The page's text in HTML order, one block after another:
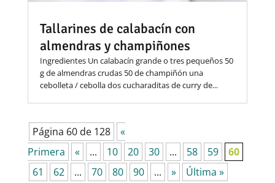
Tallarines de calabacín con
almendras y champiñones
Ingredientes Un calabacín grande o tres pequeños 50
g de almendras crudas 50 de champiñón una
cebolleta / cebolla dos cucharaditas de curry de...
Página 60 de 128
«
Primera
« ... 10 20 30 ... 58 59
60
61
62 ... 70 80 90 ... » Última »